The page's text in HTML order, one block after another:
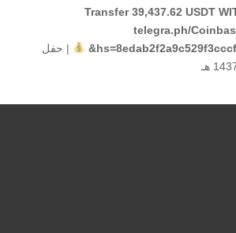
telegra.ph/
| حفل